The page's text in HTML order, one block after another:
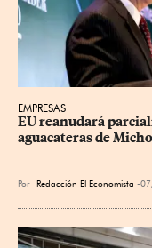
EMPRESAS
EU reanudará
aguacateras de
Por Redacción El Economista